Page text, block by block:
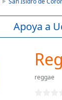
Apoya a
reggae